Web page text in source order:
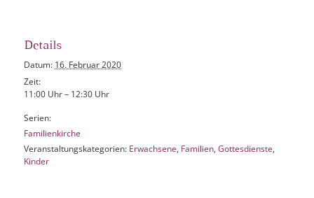
Details
Datum: 16. Februar 2020
Zeit:
11:00 Uhr – 12:30 Uhr
Serien:
Familienkirche
Veranstaltungskategorien: Erwachsene, Familien,Gottesdienste,
Kinder